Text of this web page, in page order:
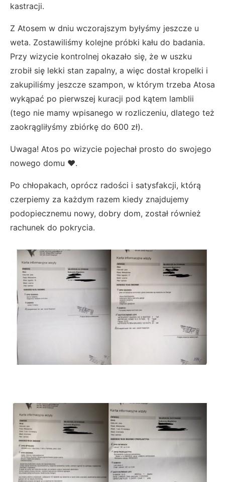
kastracji.
Z Atosem w dniu wczorajszym byłyśmy jeszcze u
weta. Zostawiliśmy kolejne próbki kału do badania.
Przy wizycie kontrolnej okazało się, że w uszku
zrobił się lekki stan zapalny, a więc dostał kropelki i
zakupiliśmy jeszcze szampon, w którym trzeba Atosa
wykąpać po pierwszej kuracji pod kątem lamblii
(tego nie mamy wpisanego w rozliczeniu, dlatego też
zaokrągliłyśmy zbiórkę do 600 zł).
Uwaga! Atos po wizycie pojechał prosto do swojego
nowego domu ❤️.
Po chłopakach, oprócz radości i satysfakcji, którą
czerpiemy za każdym razem kiedy znajdujemy
podopiecznemu nowy, dobry dom, został również
rachunek do pokrycia.